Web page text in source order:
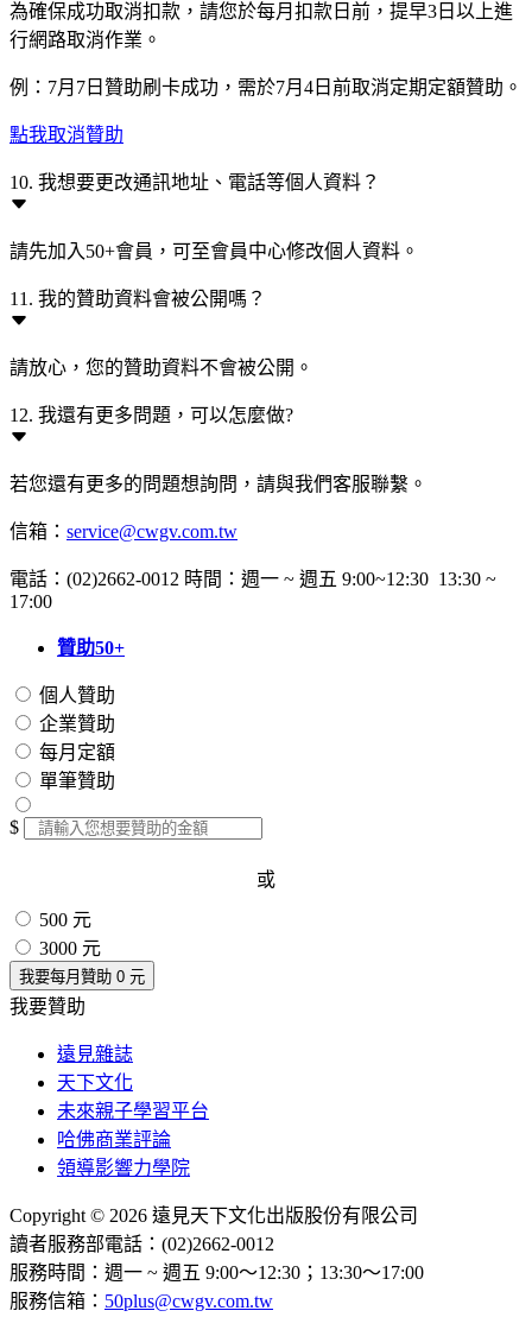
為確保成功取消扣款，請您於每月扣款日前，提早3日以上進
行網路取消作業。
例：7月7日贊助刷卡成功，需於7月4日前取消定期定額贊助。
點我取消贊助
10. 我想要更改通訊地址、電話等個人資料？
請先加入50+會員，可至會員中心修改個人資料。
11. 我的贊助資料會被公開嗎？
請放心，您的贊助資料不會被公開。
12. 我還有更多問題，可以怎麼做?
若您還有更多的問題想詢問，請與我們客服聯繫。
信箱： service@cwgv.com.tw
電話：(02)2662-0012 時間：週一 ~ 週五 9:00~12:30 13:30 ~
17:00
贊助50+
個人贊助
企業贊助
每月定額
單筆贊助
$
或
500 元
3000 元
我要每月贊助 0 元
我要贊助
遠見雜誌
天下文化
未來親子學習平台
哈佛商業評論
領導影響力學院
Copyright © 2026 遠見天下文化出版股份有限公司
讀者服務部電話：(02)2662-0012
服務時間：週一 ~ 週五 9:00～12:30；13:30～17:00
服務信箱： 50plus@cwgv.com.tw